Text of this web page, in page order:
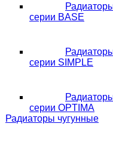
серии BASE
серии SIMPLE
серии OPTIMA
Радиаторы чугунные